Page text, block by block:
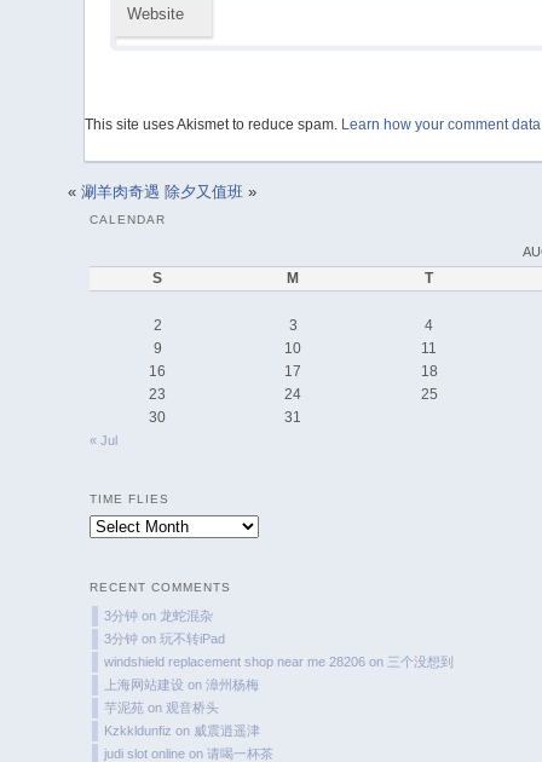
Website
This site uses Akismet to reduce spam. Learn how your comment
« 涮羊肉奇遇 除夕又值班 »
CALENDAR
S M T
2 3
4
9
10
11
16
17
18
23
24
25
30
31
« Jul
TIME FLIES
Time
RECENT COMMENTS
3分钟 on 龙蛇混杂
3分钟 on玩不转iPad
windshield replacement shop near me 28206 on 三个没想到
上海网站建设 on漳州杨梅
芋泥苑 on 观音桥头
Kzkkldunfiz on 威震逍遥津
judi slot online on请喝一杯茶